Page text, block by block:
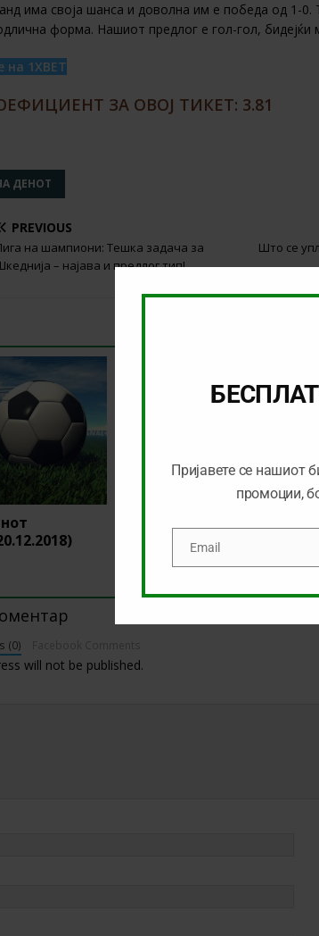
има своја шанса и доволна им е победа од 1-
форма. Нашиот предлог е гол-гол,
на 1XBET
ЗА ОВОЈ ТИКЕТ: 3.81
ДЕНОТ
PREVIOUS
на шампиони: Тешка задача за
– најава и предлог тип!
Што се
13.01.2018)
(0)
will not be published.
Пријавете се нашиот
промоции,
EmailEmail